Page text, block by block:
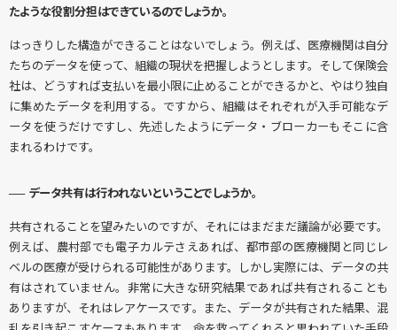
たような役割分担はできているのでしょうか。
はっきりした構造ができることはないでしょう。例えば、医療機関は自分
たちのデータを使って、組織の現状を把握しようとします。そして保険会
社は、どうすれば支払いを最小限に止めることができるかと、やはり独自
に集めたデータを利用する。ですから、組織はそれぞれが入手可能なデ
ータを使うだけですし、先述したようにデータ・ブローカーもそこに含
まれるわけです。
── データ共有は行われないということでしょうか。
共有されることを望みたいのですが、それにはまだまだ議論が必要です。
例えば、農村部でも電子カルテさえあれば、都市部の医療機関と同じレ
ベルの医療が受けられる可能性があります。しかし実際には、データの共
有はされていません。非常に大きな研究結果であれば共有されることも
ありますが、それはレアケースです。また、データが共有された結果、混